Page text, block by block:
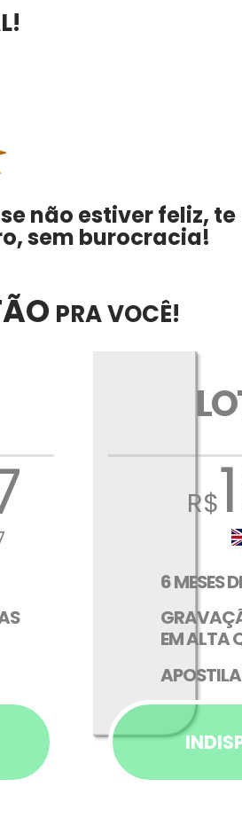
não estiver feliz, te
sem burocracia!
PRA VOCÊ!
6 MESES
R$
EM ALTA